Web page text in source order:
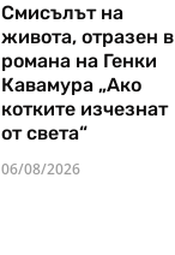
Смисълът на
живота, отразен в
романа на Генки
Кавамура „Ако
котките изчезнат
от света“
06/08/2026